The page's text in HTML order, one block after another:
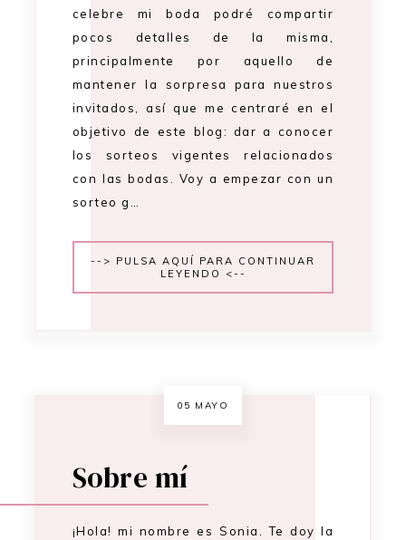
celebre mi boda podré compartir
pocos detalles de la misma,
principalmente por aquello de
mantener la sorpresa para nuestros
invitados, así que me centraré en el
objetivo de este blog: dar a conocer
los sorteos vigentes relacionados
con las bodas. Voy a empezar con un
sorteo g…
--> PULSA AQUÍ PARA CONTINUAR
LEYENDO <--
05 MAYO
Sobre mí
¡Hola! mi nombre es Sonia. Te doy la